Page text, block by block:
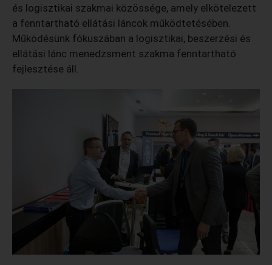
és logisztikai szakmai közössége, amely elkötelezett
a fenntartható ellátási láncok működtetésében.
Működésünk fókuszában a logisztikai, beszerzési és
ellátási lánc menedzsment szakma fenntartható
fejlesztése áll.